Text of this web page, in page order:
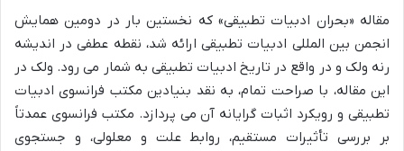
مقاله «بحران ادبیات تطبیقی» که نخستین بار در دومین همایش
انجمن بین المللی ادبیات تطبیقی ارائه شد، نقطه عطفی در اندیشه
رنه ولک و در واقع در تاریخ ادبیات تطبیقی به شمار می رود. ولک در
این مقاله، با صراحت تمام، به نقد بنیادین مکتب فرانسوی ادبیات
تطبیقی و رویکرد اثبات گرایانه آن می پردازد. مکتب فرانسوی عمدتاً
بر بررسی تأثیرات مستقیم، روابط علت و معلولی، و جستجوی